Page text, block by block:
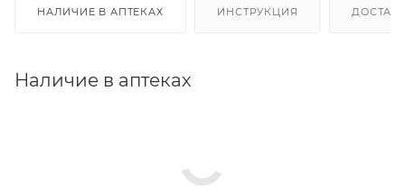
НАЛИЧИЕ В АПТЕКАХ ИНСТРУКЦИЯ
Наличие в аптеках